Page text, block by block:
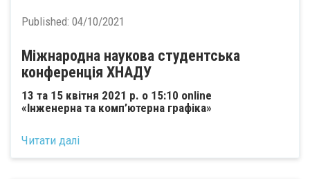
Published: 04/10/2021
Міжнародна наукова студентська
конференція ХНАДУ
13 та 15 квітня 2021 р. о 15:10 online
«Інженерна та комп’ютерна графіка»
Читати далі